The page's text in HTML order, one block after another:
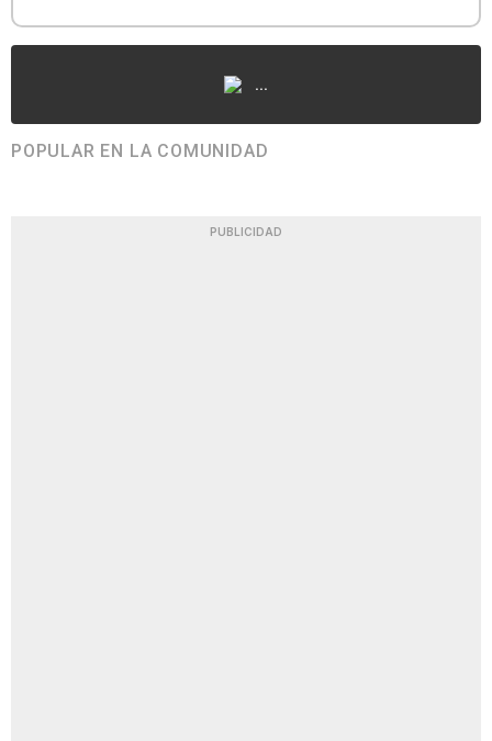
...
POPULAR EN LA COMUNIDAD
PUBLICIDAD